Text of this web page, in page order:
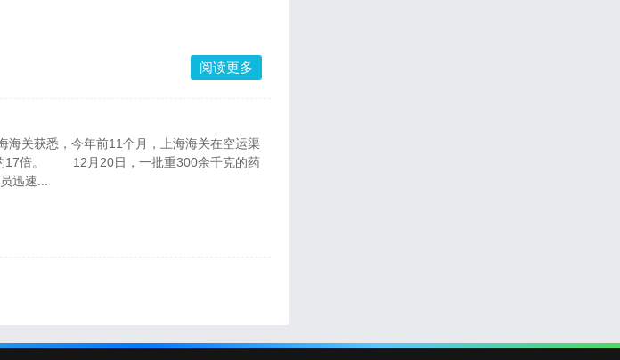
阅读更多
关获悉，今年前11个月，上海海关在空运渠
17倍。 12月20日，一批重300余千克的药
迅速...